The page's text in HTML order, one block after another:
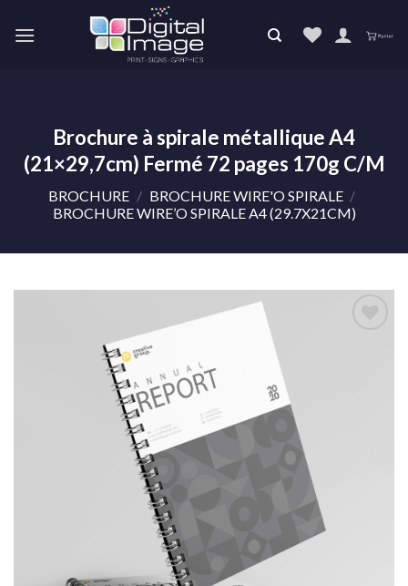
Brochure à spirale métallique A4
(21×29,7cm) Fermé 72 pages 170g C/M
BROCHURE / BROCHURE WIRE'O SPIRALE /
BROCHURE WIRE’O SPIRALE A4 (29.7X21CM)